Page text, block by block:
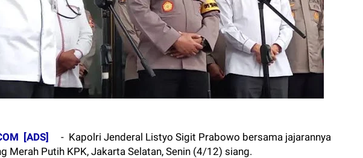
[ADS] - Kapolri Jenderal Listyo Sigit Prabowo bersama jajarannya
Merah Putih KPK, Jakarta Selatan, Senin (4/12) siang.